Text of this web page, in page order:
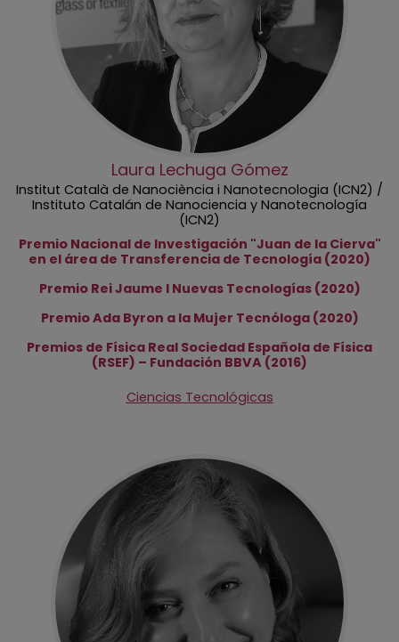
Laura Lechuga Gómez
Institut Català de Nanociència i Nanotecnologia (ICN2) /
Instituto Catalán de Nanociencia y Nanotecnología
(ICN2)
Premio Nacional de Investigación "Juan de la Cierva"
en el área de Transferencia de Tecnología (2020)
Premio Rei Jaume I Nuevas Tecnologías (2020)
Premio Ada Byron a la Mujer Tecnóloga (2020)
Premios de Física Real Sociedad Española de Física
(RSEF) – Fundación BBVA (2016)
Ciencias Tecnológicas